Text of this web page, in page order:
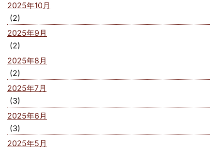
2025年10月
(2)
2025年9月
(2)
2025年8月
(2)
2025年7月
(3)
2025年6月
(3)
2025年5月